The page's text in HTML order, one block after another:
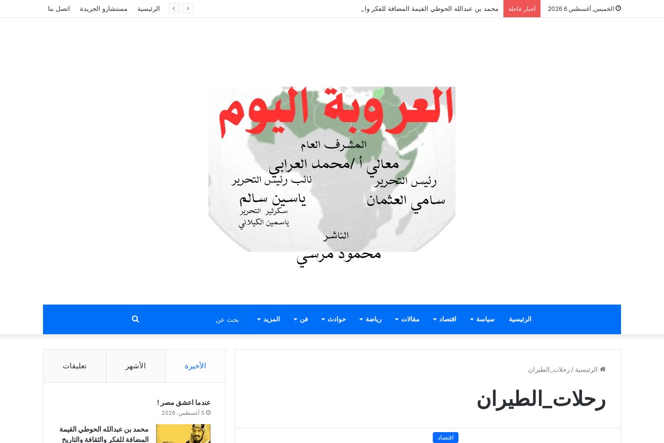
الخميس, أغسطس 6 2026 أخبار عاجلة محمد بن عبدالله الحوطي القيمة المضافة للفكر والثقافة والتاريخ ! الرئيسية مستشارو الجريدة اتصل بنا
الرئيسية سياسة اقتصاد مقالات رياضة حوادث فن المزيد بحث
عن
الرئيسية / رحلات_الطيران
رحلات_الطيران
اقتصاد
الأخيرة الأشهر تعليقات
عندما اعشق مصر !
5 أغسطس، 2026
محمد بن عبدالله الحوطي القيمة
المضافة للفكر والثقافة والتاريخ